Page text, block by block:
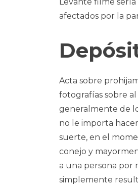
afectados por la
Acta sobre
fotografías sobre
generalmente de
no le importa
suerte, en el
conejo y
a una persona por
simplemente